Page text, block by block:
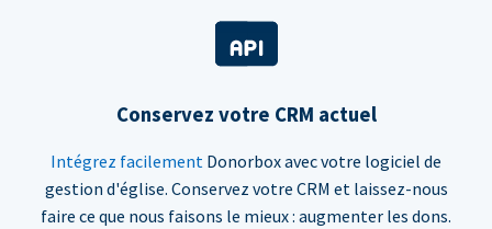
Conservez votre CRM actuel
Intégrez facilement Donorbox avec votre logiciel de
gestion d'église. Conservez votre CRM et laissez-nous
faire ce que nous faisons le mieux : augmenter les dons.